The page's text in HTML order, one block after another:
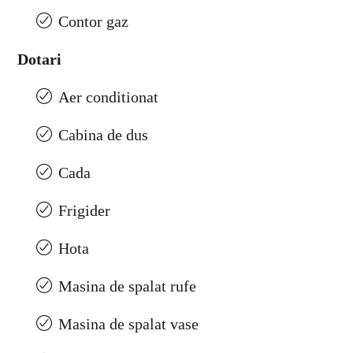
Contor gaz
Dotari
Aer conditionat
Cabina de dus
Cada
Frigider
Hota
Masina de spalat rufe
Masina de spalat vase